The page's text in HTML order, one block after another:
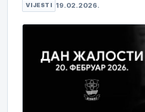
VIJESTI 19.02.2026.